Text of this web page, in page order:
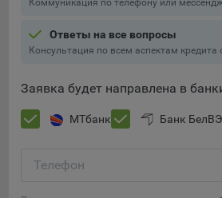
Коммуникация по телефону или
Ответы на все вопросы
Консультация по всем аспектам кредита
Заявка будет направлена в
МТбанк Банк
Телефон